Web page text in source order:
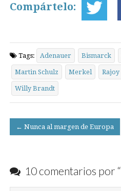
Compártelo:
Tags: Adenauer Bismarck
Martin Schulz Merkel Rajoy
Willy Brandt
Post
navigation
← Nunca al margen de Europa
10 comentarios por “